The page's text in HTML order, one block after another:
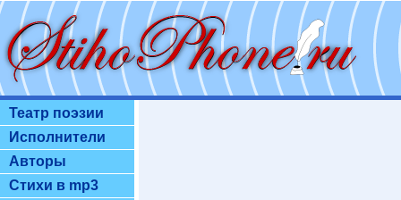
Театр поэзии
Исполнители
Авторы
Стихи в mp3